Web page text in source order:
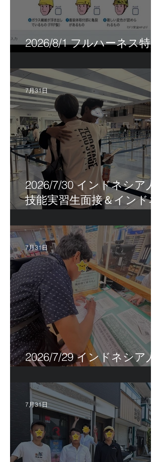
2026/8/1 フルハーネス特別
2026/7/30 インドネシア人
技能実習生面接＆インドネ
7月31日
2026/7/29 インドネシア人
7月31日
7月31日